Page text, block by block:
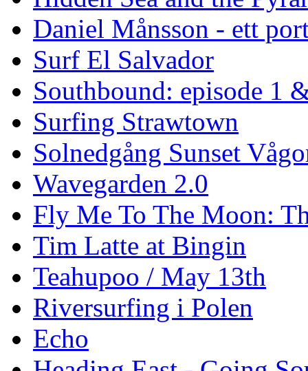
Daniel Månsson - ett
Surf El Salvador
Southbound: episode 1
Surfing Strawtown
Solnedgång Sunset
Wavegarden 2.0
Fly Me To The Moon:
Tim Latte at Bingin
Teahupoo / May 13th
Riversurfing i Polen
Echo